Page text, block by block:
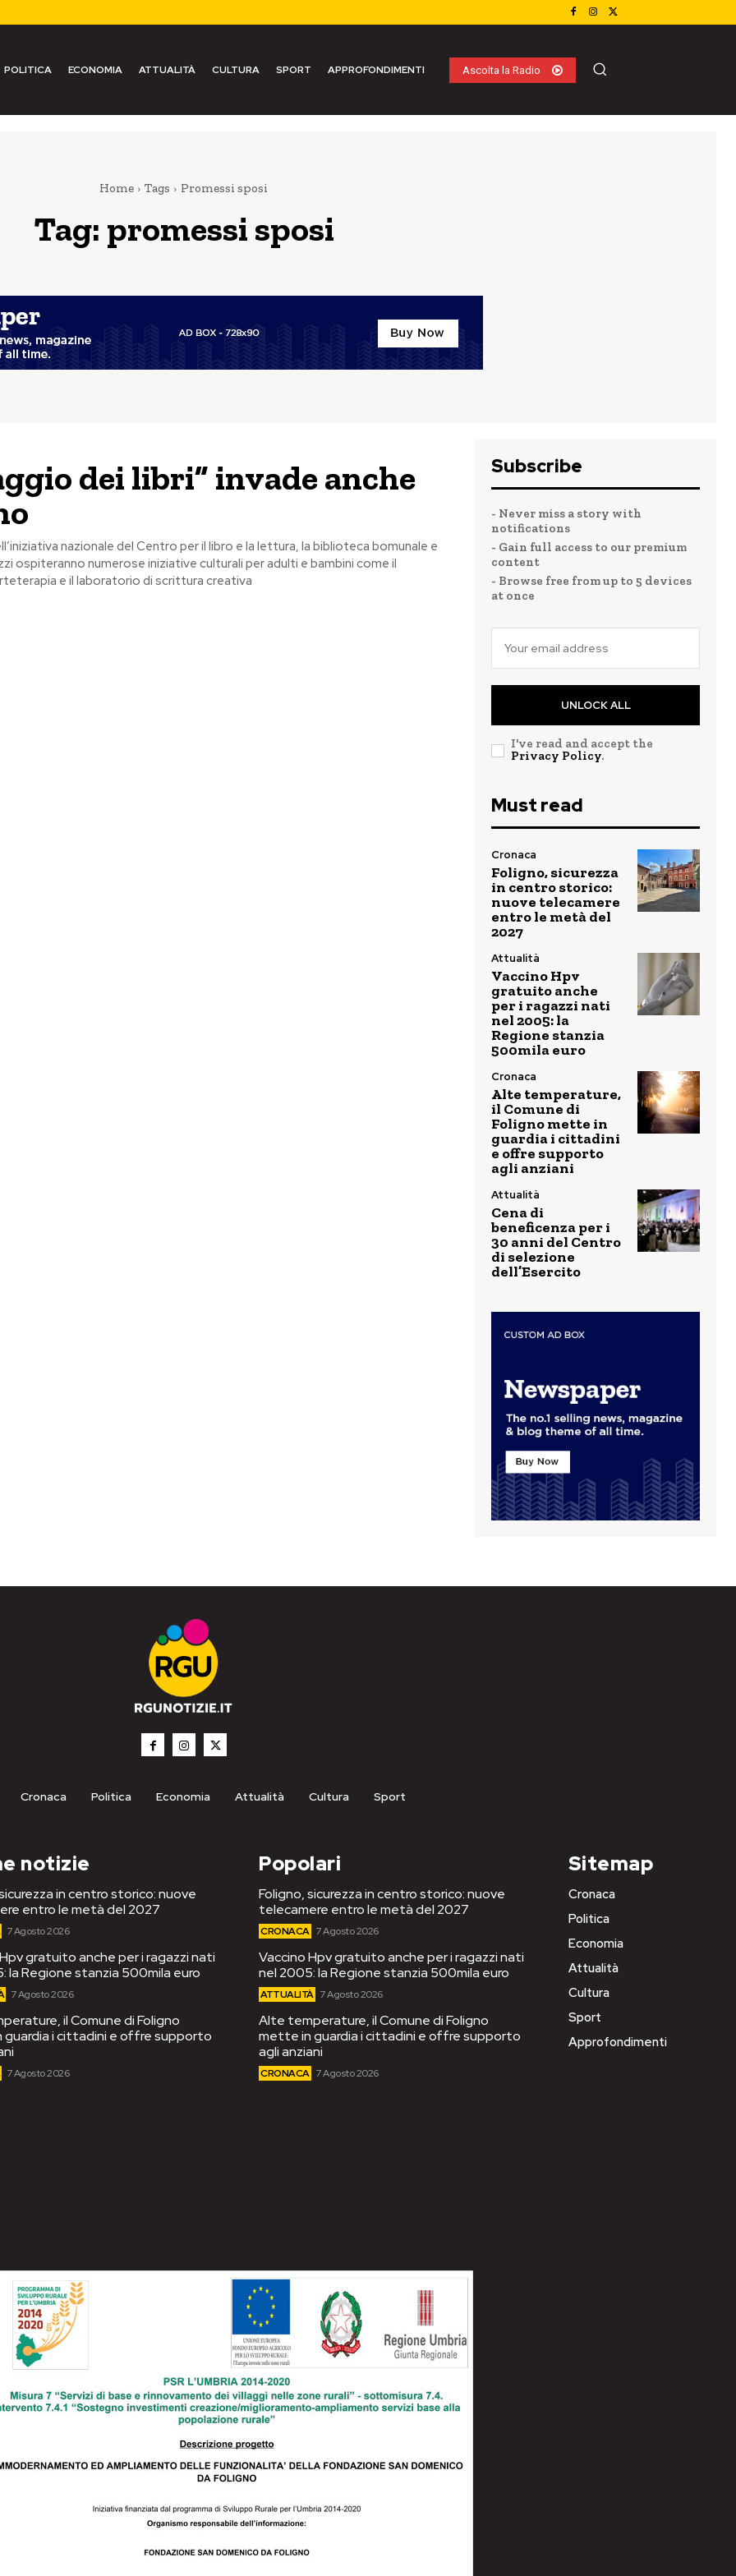
POLITICA ECONOMIA ATTUALITÀ CULTURA SPORT APPROFONDIMENTI Ascolta la Radio
Home Tags Promessi sposi
Tag: promessi sposi
dei libri” invade anche
nazionale del Centro per il libro e la lettura, la biblioteca bomunale e
ospiteranno numerose iniziative culturali per adulti e bambini come il
e il laboratorio di scrittura creativa
Subscribe
- Never miss a story with
notifications
- Gain full access to our premium
content
- Browse free from up to 5 devices
at once
UNLOCK ALL
I've read and accept the
Privacy Policy.
Must read
Cronaca
Foligno, sicurezza
in centro storico:
nuove telecamere
entro le metà del
2027
Attualità
Vaccino Hpv
gratuito anche
per i ragazzi nati
nel 2005: la
Regione stanzia
500mila euro
Cronaca
Alte temperature,
il Comune di
Foligno mette in
guardia i cittadini
e offre supporto
agli anziani
Attualità
Cena di
beneficenza per i
30 anni del Centro
di selezione
dell’Esercito
Cronaca Politica Economia Attualità Cultura Sport
notizie
in centro storico: nuove
entro le metà del 2027
7 Agosto 2026
gratuito anche per i ragazzi nati
la Regione stanzia 500mila euro
7 Agosto 2026
il Comune di Foligno
i cittadini e offre supporto
7 Agosto 2026
Popolari
Foligno, sicurezza in centro storico: nuove
telecamere entro le metà del 2027
CRONACA 7 Agosto 2026
Vaccino Hpv gratuito anche per i ragazzi nati
nel 2005: la Regione stanzia 500mila euro
ATTUALITÀ 7 Agosto 2026
Alte temperature, il Comune di Foligno
mette in guardia i cittadini e offre supporto
agli anziani
CRONACA 7 Agosto 2026
Sitemap
Cronaca
Politica
Economia
Attualità
Cultura
Sport
Approfondimenti